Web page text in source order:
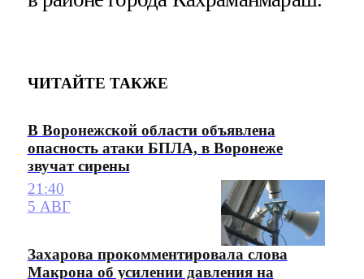
ЧИТАЙТЕ ТАКЖЕ
В Воронежской области объявлена
опасность атаки БПЛА, в Воронеже
звучат сирены
21:40
5 АВГ
Захарова прокомментировала слова
Макрона об усилении давления на